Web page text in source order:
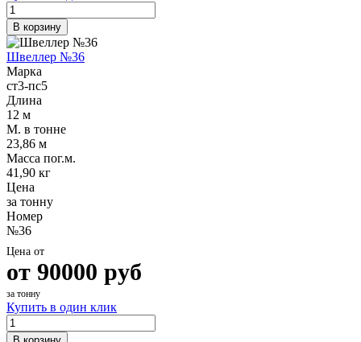
В корзину
Швеллер №36
Марка
ст3-пс5
Длина
12 м
М. в тонне
23,86 м
Масса пог.м.
41,90 кг
Цена
за тонну
Номер
№36
Цена от
от 90000 руб
за тонну
Купить в один клик